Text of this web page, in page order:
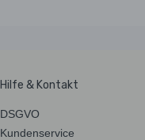
Hilfe & Kontakt
DSGVO
Kundenservice